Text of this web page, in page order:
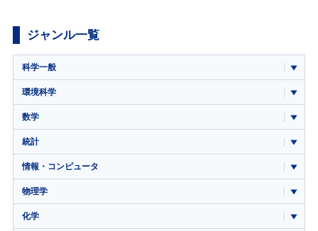
ジャンル一覧
科学一般
環境科学
数学
統計
情報・コンピュータ
物理学
化学